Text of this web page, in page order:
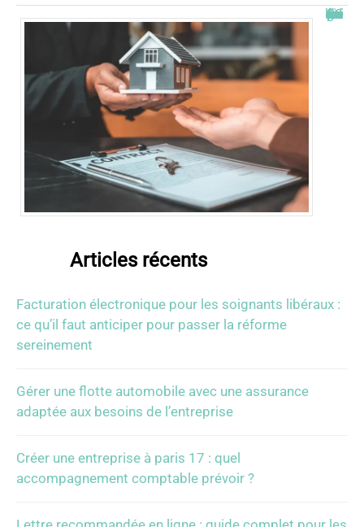
Combien de fois peut-on passer en commission logement ?
Articles récents
Facturation électronique pour les soignants libéraux :
ce qu’il faut anticiper pour passer la réforme
sereinement
Gérer une flotte automobile avec une assurance
adaptée aux besoins de l’entreprise
Créer une entreprise à paris 17 : quel
accompagnement comptable prévoir ?